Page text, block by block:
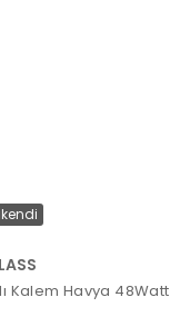
Kalem Havya 48Watt